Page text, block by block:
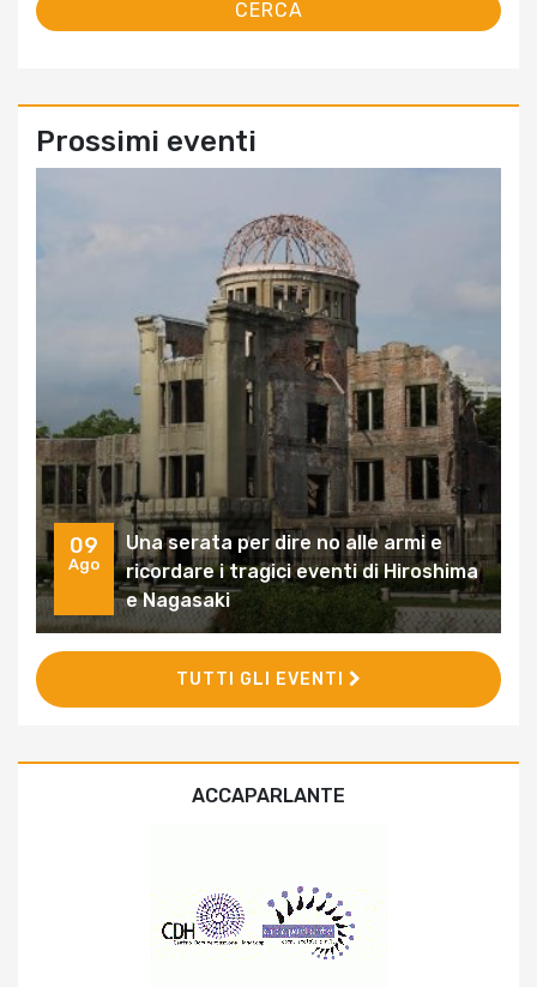
Prossimi eventi
09
Ago
Una serata per dire no alle armi e
ricordare i tragici eventi di Hiroshima
e Nagasaki
TUTTI GLI EVENTI
ACCAPARLANTE